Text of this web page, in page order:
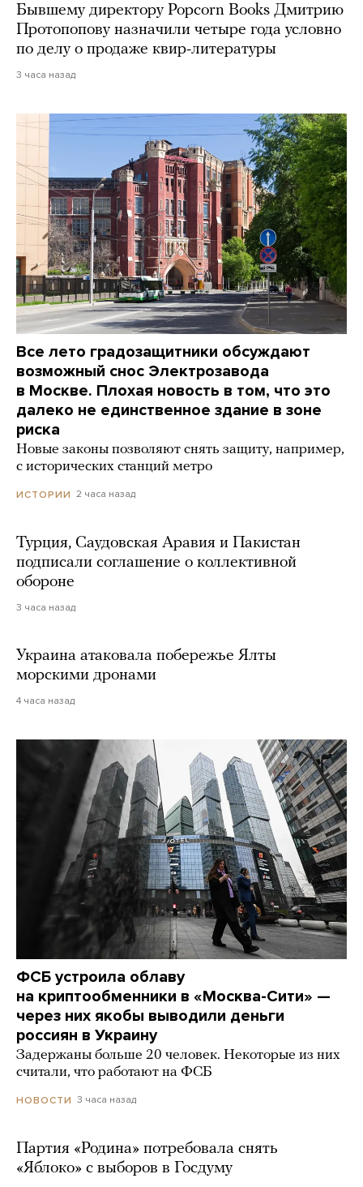
Бывшему директору Popcorn Books Дмитрию
Протопопову назначили четыре года условно
по делу о продаже квир-литературы
3 часа назад
Все лето градозащитники обсуждают
возможный снос Электрозавода
в Москве. Плохая новость в том, что это
далеко не единственное здание в зоне
риска
Новые законы позволяют снять защиту, например,
с исторических станций метро
ИСТОРИИ 2 часа назад
Турция, Саудовская Аравия и Пакистан
подписали соглашение о коллективной
обороне
3 часа назад
Украина атаковала побережье Ялты
морскими дронами
4 часа назад
ФСБ устроила облаву
на криптообменники в «Москва-Сити» —
через них якобы выводили деньги
россиян в Украину
Задержаны больше 20 человек. Некоторые из них
считали, что работают на ФСБ
НОВОСТИ 3 часа назад
Партия «Родина» потребовала снять
«Яблоко» с выборов в Госдуму